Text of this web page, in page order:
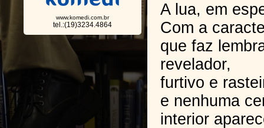
www.komedi.com.br
tel.:(19)3234.4864
A lua, em
Com a
que faz
revelador,
furtivo e
e nenhuma
interior